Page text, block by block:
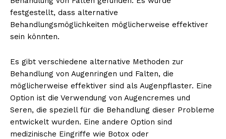
festgestellt, dass alternative
Behandlungsmöglichkeiten möglicherweise effektiver
sein könnten.
Es gibt verschiedene alternative Methoden zur
Behandlung von Augenringen und Falten, die
möglicherweise effektiver sind als Augenpflaster. Eine
Option ist die Verwendung von Augencremes und
Seren, die speziell für die Behandlung dieser Probleme
entwickelt wurden. Eine andere Option sind
medizinische Eingriffe wie Botox oder